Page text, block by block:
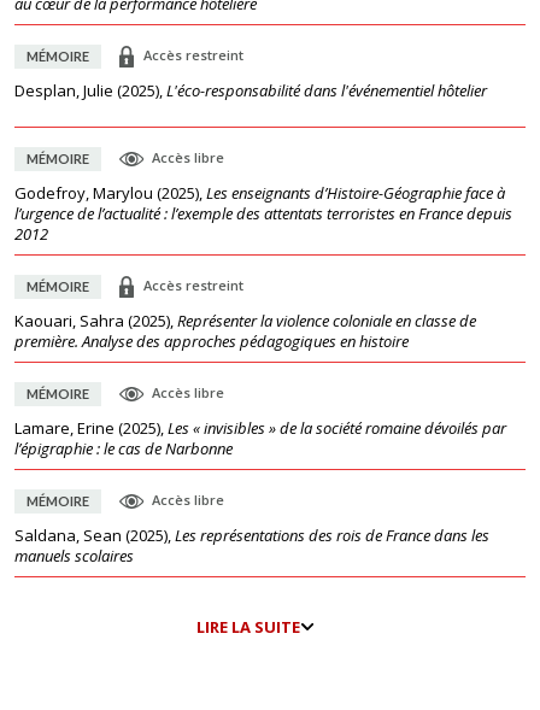
MÉMOIRE Accès restreint
Desplan, Julie (2025),L'éco-responsabilité dans l'événementiel hôtelier
MÉMOIRE Accès libre
Godefroy, Marylou (2025),Les enseignants d’Histoire-Géographie face à
l’urgence de l’actualité : l’exemple des attentats terroristes en France depuis
2012
MÉMOIRE Accès restreint
Kaouari, Sahra (2025),Représenter la violence coloniale en classe de
première. Analyse des approches pédagogiques en histoire
MÉMOIRE Accès libre
Lamare, Erine (2025),Les « invisibles » de la société romaine dévoilés par
l’épigraphie : le cas de Narbonne
MÉMOIRE Accès libre
Saldana, Sean (2025),Les représentations des rois de France dans les
manuels scolaires
LIRE LA SUITE